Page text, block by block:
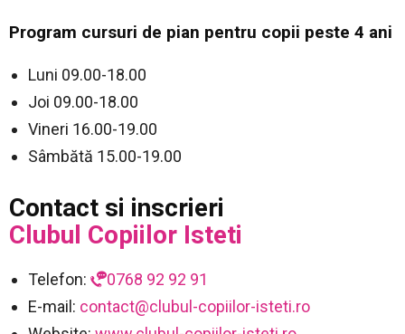
Program cursuri de pian pentru copii peste 4 ani
Luni 09.00-18.00
Joi 09.00-18.00
Vineri 16.00-19.00
Sâmbătă 15.00-19.00
Contact si inscrieri
Clubul Copiilor Isteti
Telefon:
0768 92 92 91
E-mail: contact@clubul-copiilor-isteti.ro